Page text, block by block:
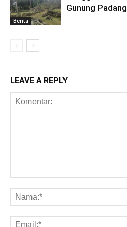
Berita
Gunung Padang
LEAVE A REPLY